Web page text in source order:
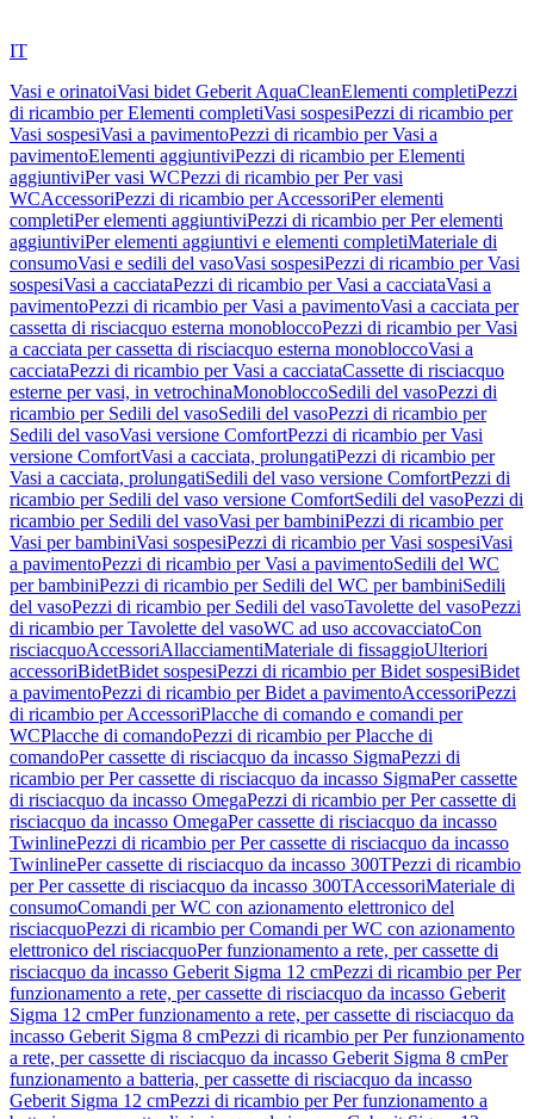
IT
Vasi e orinatoiVasi bidet Geberit AquaCleanElementi completiPezzi
di ricambio per Elementi completiVasi sospesiPezzi di ricambio per
Vasi sospesiVasi a pavimentoPezzi di ricambio per Vasi a
pavimentoElementi aggiuntiviPezzi di ricambio per Elementi
aggiuntiviPer vasi WCPezzi di ricambio per Per vasi
WCAccessoriPezzi di ricambio per AccessoriPer elementi
completiPer elementi aggiuntiviPezzi di ricambio per Per elementi
aggiuntiviPer elementi aggiuntivi e elementi completiMateriale di
consumoVasi e sedili del vasoVasi sospesiPezzi di ricambio per Vasi
sospesiVasi a cacciataPezzi di ricambio per Vasi a cacciataVasi a
pavimentoPezzi di ricambio per Vasi a pavimentoVasi a cacciata per
cassetta di risciacquo esterna monobloccoPezzi di ricambio per Vasi
a cacciata per cassetta di risciacquo esterna monobloccoVasi a
cacciataPezzi di ricambio per Vasi a cacciataCassette di risciacquo
esterne per vasi, in vetrochinaMonobloccoSedili del vasoPezzi di
ricambio per Sedili del vasoSedili del vasoPezzi di ricambio per
Sedili del vasoVasi versione ComfortPezzi di ricambio per Vasi
versione ComfortVasi a cacciata, prolungatiPezzi di ricambio per
Vasi a cacciata, prolungatiSedili del vaso versione ComfortPezzi di
ricambio per Sedili del vaso versione ComfortSedili del vasoPezzi di
ricambio per Sedili del vasoVasi per bambiniPezzi di ricambio per
Vasi per bambiniVasi sospesiPezzi di ricambio per Vasi sospesiVasi
a pavimentoPezzi di ricambio per Vasi a pavimentoSedili del WC
per bambiniPezzi di ricambio per Sedili del WC per bambiniSedili
del vasoPezzi di ricambio per Sedili del vasoTavolette del vasoPezzi
di ricambio per Tavolette del vasoWC ad uso accovacciatoCon
risciacquoAccessoriAllacciamentiMateriale di fissaggioUlteriori
accessoriBidetBidet sospesiPezzi di ricambio per Bidet sospesiBidet
a pavimentoPezzi di ricambio per Bidet a pavimentoAccessoriPezzi
di ricambio per AccessoriPlacche di comando e comandi per
WCPlacche di comandoPezzi di ricambio per Placche di
comandoPer cassette di risciacquo da incasso SigmaPezzi di
ricambio per Per cassette di risciacquo da incasso SigmaPer cassette
di risciacquo da incasso OmegaPezzi di ricambio per Per cassette di
risciacquo da incasso OmegaPer cassette di risciacquo da incasso
TwinlinePezzi di ricambio per Per cassette di risciacquo da incasso
TwinlinePer cassette di risciacquo da incasso 300TPezzi di ricambio
per Per cassette di risciacquo da incasso 300TAccessoriMateriale di
consumoComandi per WC con azionamento elettronico del
risciacquoPezzi di ricambio per Comandi per WC con azionamento
elettronico del risciacquoPer funzionamento a rete, per cassette di
risciacquo da incasso Geberit Sigma 12 cmPezzi di ricambio per Per
funzionamento a rete, per cassette di risciacquo da incasso Geberit
Sigma 12 cmPer funzionamento a rete, per cassette di risciacquo da
incasso Geberit Sigma 8 cmPezzi di ricambio per Per funzionamento
a rete, per cassette di risciacquo da incasso Geberit Sigma 8 cmPer
funzionamento a batteria, per cassette di risciacquo da incasso
Geberit Sigma 12 cmPezzi di ricambio per Per funzionamento a